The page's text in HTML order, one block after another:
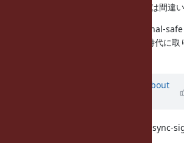
は、少なくとも最近のLinuxに関しては間違
execv は POSIX.1-2008 で async-signal-safe
それ以前から存在する Solaris 10 が時代に
about
おぉ、調べ直したところ、execv が async-